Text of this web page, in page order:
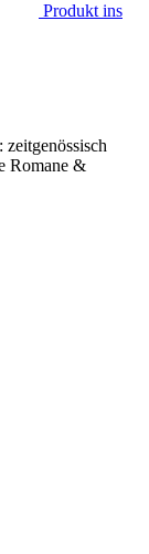
Produkt ins
Romane &